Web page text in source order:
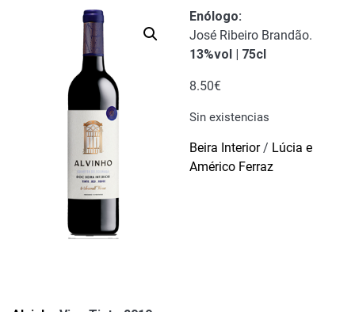
Enólogo:
José Ribeiro Brandão.
13%vol | 75cl
8.50€
Sin existencias
Beira Interior/ Lúcia e
Américo Ferraz